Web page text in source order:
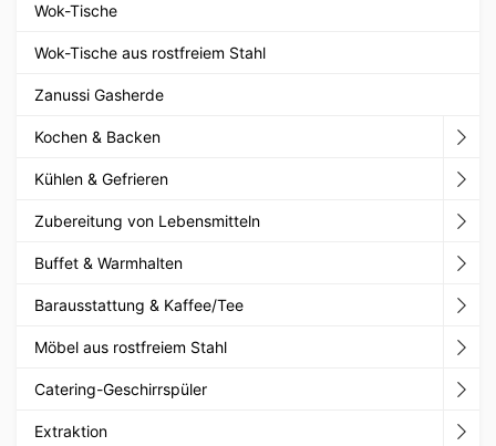
Wok-Tische
Wok-Tische aus rostfreiem Stahl
Zanussi Gasherde
Kochen & Backen
Kühlen & Gefrieren
Zubereitung von Lebensmitteln
Buffet & Warmhalten
Barausstattung & Kaffee/Tee
Möbel aus rostfreiem Stahl
Catering-Geschirrspüler
Extraktion